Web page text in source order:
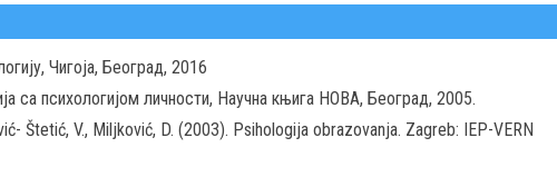
Чигоја, Београд, 2016
са психологијом личности, Научна књига НОВА, Београд, 2005.
Štetić, V., Miljković, D. (2003). Psihologija obrazovanja. Zagreb: IEP-VERN